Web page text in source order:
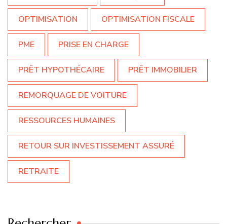
OPTIMISATION OPTIMISATION FISCALE
PME PRISE EN CHARGE
PRÊT HYPOTHÉCAIRE PRÊT IMMOBILIER
REMORQUAGE DE VOITURE
RESSOURCES HUMAINES
RETOUR SUR INVESTISSEMENT ASSURÉ
RETRAITE